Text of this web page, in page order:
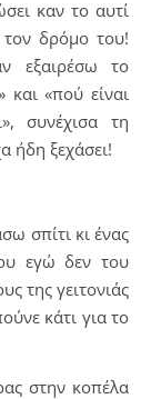
καν το αυτί
τον δρόμο του!
εξαιρέσω το
και «πού είναι
συνέχισα τη
ήδη ξεχάσει!
σπίτι κι ένας
εγώ δεν του
της γειτονιάς
κάτι για το
στην κοπέλα